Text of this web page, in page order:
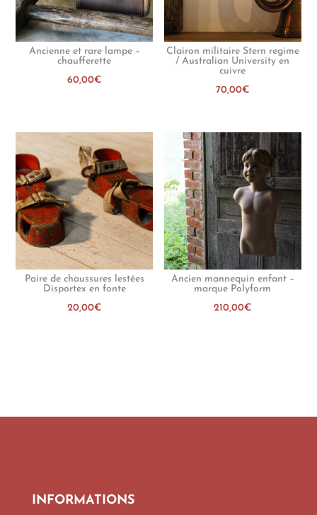
Ancienne et rare lampe –
chaufferette
60,00€
Clairon militaire Stern regime
/ Australian University en
cuivre
70,00€
Paire de chaussures lestées
Disportex en fonte
20,00€
Ancien mannequin enfant –
marque Polyform
210,00€
INFORMATIONS